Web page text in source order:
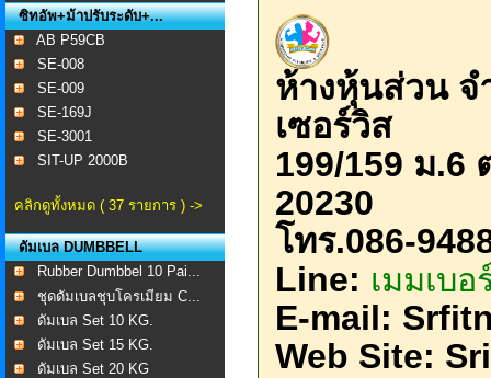
ซิทอัพ+ม้าปรับระดับ+...
AB P59CB
SE-008 ​
SE-009
SE-169J
SE-3001
SIT-UP 2000B
คลิกดูทั้งหมด ( 37 รายการ ) ->
ดัมเบล DUMBBELL
Rubber Dumbbel 10 Pai...
ชุดดัมเบลชุบโครเมียม C...
ดัมเบล Set 10 KG.
ดัมเบล Set 15 KG.
ดัมเบล Set 20 KG
ห้างหุ้นส่วน จ
เซอร์วิส
199/159 ม.6
20230
โทร.086-
​Line: เมมเบ
E-mail:
Web Site: